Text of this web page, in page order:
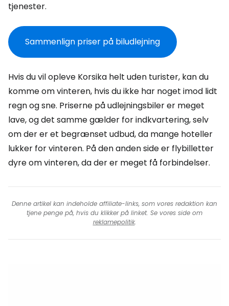
tjenester.
Sammenlign priser på biludlejning
Hvis du vil opleve Korsika helt uden turister, kan du
komme om vinteren, hvis du ikke har noget imod lidt
regn og sne. Priserne på udlejningsbiler er meget
lave, og det samme gælder for indkvartering, selv
om der er et begrænset udbud, da mange hoteller
lukker for vinteren. På den anden side er flybilletter
dyre om vinteren, da der er meget få forbindelser.
Denne artikel kan indeholde affiliate-links, som vores redaktion kan
tjene penge på, hvis du klikker på linket. Se vores side om
reklamepolitik.